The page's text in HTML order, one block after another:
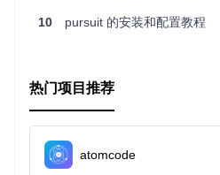
广泛的客户端兼容：不仅限于主
而细致的支持，使你的编程之旅
ript的开发大军，借助PureScript
10 pursuit 的安装和配置教程
热门项目推荐
atomcode